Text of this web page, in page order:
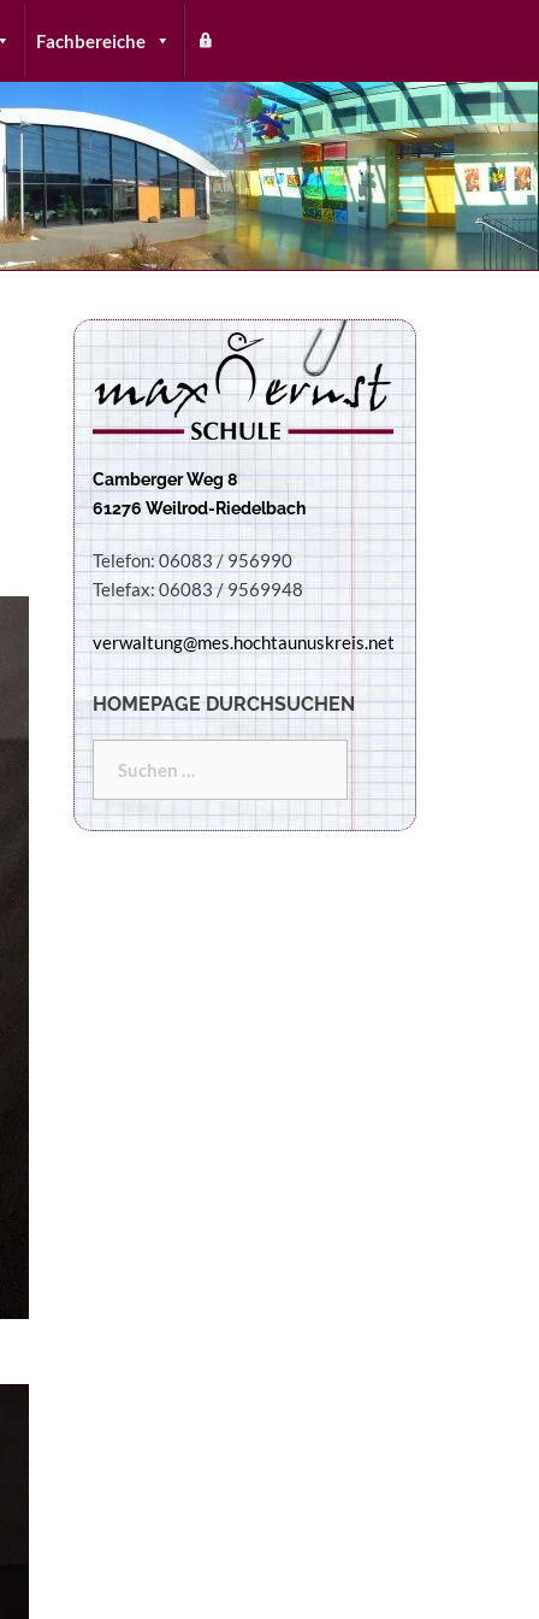
Fachbereiche
Camberger Weg 8
61276 Weilrod-Riedelbach
Telefon: 06083 / 956990
Telefax: 06083 / 9569948
verwaltung@mes.hochtaunuskreis.net
HOMEPAGE DURCHSUCHEN